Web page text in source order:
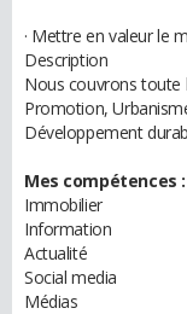
· Mettre en valeur le
Description
Nous couvrons toute
Promotion,
Développement
Mes compétences :
Immobilier
Information
Actualité
Social media
Médias